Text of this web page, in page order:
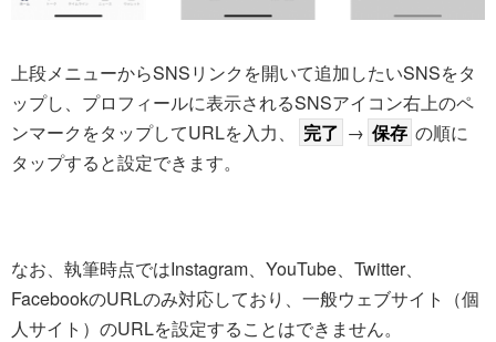
上段メニューからSNSリンクを開いて追加したいSNSをタ
ップし、プロフィールに表示されるSNSアイコン右上のペ
ンマークをタップしてURLを入力、
完了 → 保存 の順に
タップすると設定できます。
なお、執筆時点ではInstagram、YouTube、Twitter、
FacebookのURLのみ対応しており、一般ウェブサイト（個
人サイト）のURLを設定することはできません。